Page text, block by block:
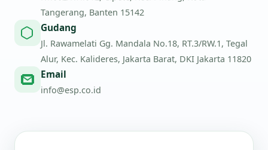
Tangerang, Banten 15142
Gudang
Jl. Rawamelati Gg. Mandala No.18, RT.3/RW.1, Tegal
Alur, Kec. Kalideres, Jakarta Barat, DKI Jakarta 11820
Email
info@esp.co.id